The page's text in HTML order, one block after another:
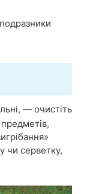
— очистіть
предметів,
чи серветку,